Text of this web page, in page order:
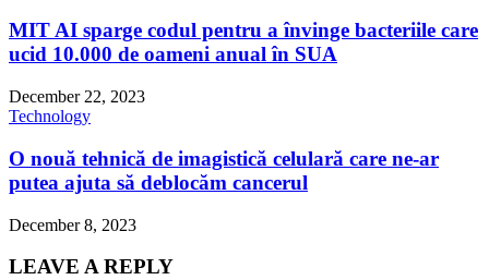
MIT AI sparge codul pentru a învinge bacteriile care
ucid 10.000 de oameni anual în SUA
December 22, 2023
Technology
O nouă tehnică de imagistică celulară care ne-ar
putea ajuta să deblocăm cancerul
December 8, 2023
LEAVE A REPLY